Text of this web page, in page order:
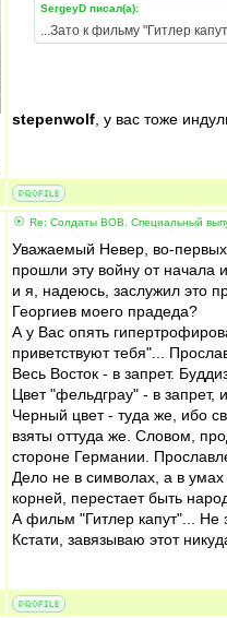
SergeyD писал(а):
...Зато к фильму "Гитлер
stepenwolf , у вас тоже
Re: Солдаты ВОВ. Специальный
Уважаемый Невер, во-
прошли эту войну от начала
и я, надеюсь, заслужил это
Георгиев моего прадеда?
А у Вас опять
приветствуют тебя"...
Весь Восток - в запрет.
Цвет "фельдграу" - в
Черный цвет - туда же, ибо
взяты оттуда же. Словом,
стороне Германии.
Дело не в символах, а в
корней, перестает быть
А фильм "Гитлер капут"... Не
Кстати, завязываю этот